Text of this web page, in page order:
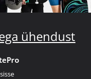
ühendust